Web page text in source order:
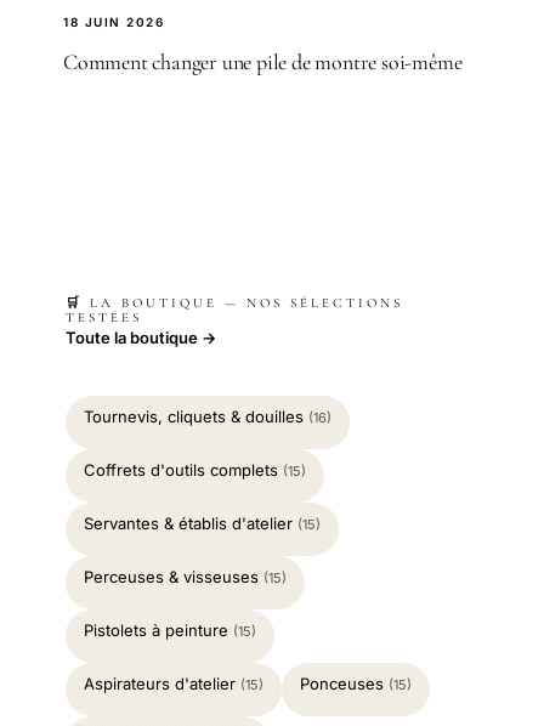
18 JUIN 2026
Comment changer une pile de montre soi-même
🛒 LA BOUTIQUE — NOS SÉLECTIONS
TESTÉES
Toute la boutique →
Tournevis, cliquets & douilles (16)
Coffrets d'outils complets (15)
Servantes & établis d'atelier (15)
Perceuses & visseuses (15)
Pistolets à peinture (15)
Aspirateurs d'atelier (15) Ponceuses (15)